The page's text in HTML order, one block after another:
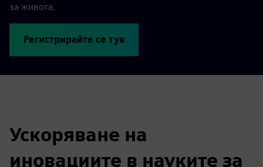
за живота.
Регистрирайте се тук
Ускоряване на
иновациите в науките за